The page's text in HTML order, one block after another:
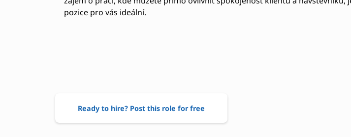
pozice pro vás ideální.
Ready to hire? Post this role for free